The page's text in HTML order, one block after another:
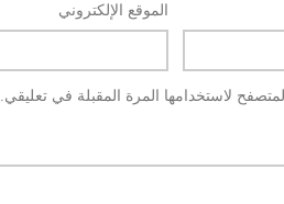
الموقع الإلكتروني
لاستخدامها المرة المقبلة في تعليقي.